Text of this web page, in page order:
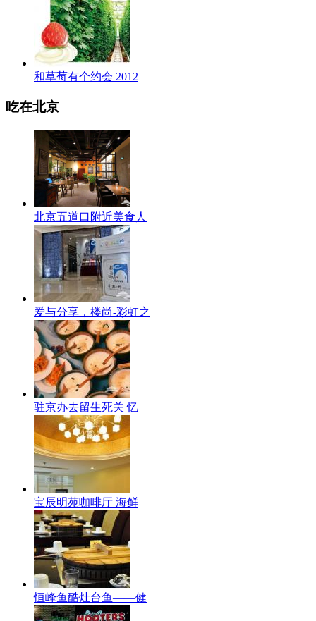
和草莓有个约会 2012
吃在北京
北京五道口附近美食人
爱与分享，楼尚-彩虹之
驻京办去留生死关 忆
宝辰明苑咖啡厅 海鲜
恒峰鱼酷灶台鱼——健